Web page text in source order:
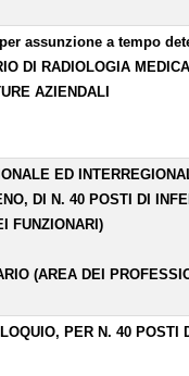
assunzione a tempo
DI RADIOLOGIA
AZIENDALI
ED
DI N. 40 POSTI DI
FUNZIONARI)
(AREA DEI
PER N. 40